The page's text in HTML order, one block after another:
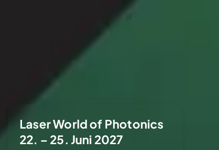
Laser World of Photonics
22. – 25. Juni 2027